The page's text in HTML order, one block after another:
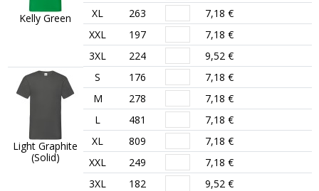
Kelly Green
XL
263
7,18 €
XXL
197
7,18 €
3XL
224 9,52 €
Light Graphite
(Solid)
S 176
7,18 €
M
278
7,18 €
L
481
7,18 €
XL
809
7,18 €
XXL
249
7,18 €
3XL
182 9,52 €